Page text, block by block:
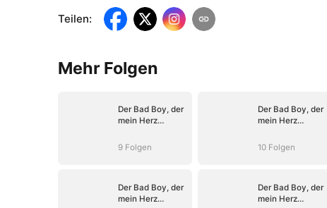
Teilen:
Mehr Folgen
Der Bad Boy, der
mein Herz
9 Folgen
Der Bad Boy, der
mein Herz
10 Folgen
Der Bad Boy, der
mein Herz
Der Bad Boy, der
mein Herz